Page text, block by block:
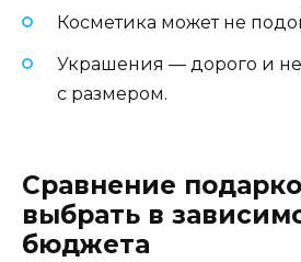
Косметика может не
Украшения — дорого и не
с размером.
Сравнение
выбрать в
бюджета